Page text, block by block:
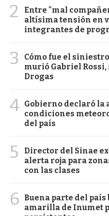
2
Entre "mal
altísima tensión en
integrantes de
3
Cómo fue el
murió Gabriel
Drogas
4 Gobierno declaró la
condiciones
del país
5
Director del Sinae
alerta roja para
con las clases
6
Buena parte del
amarilla de Inumet